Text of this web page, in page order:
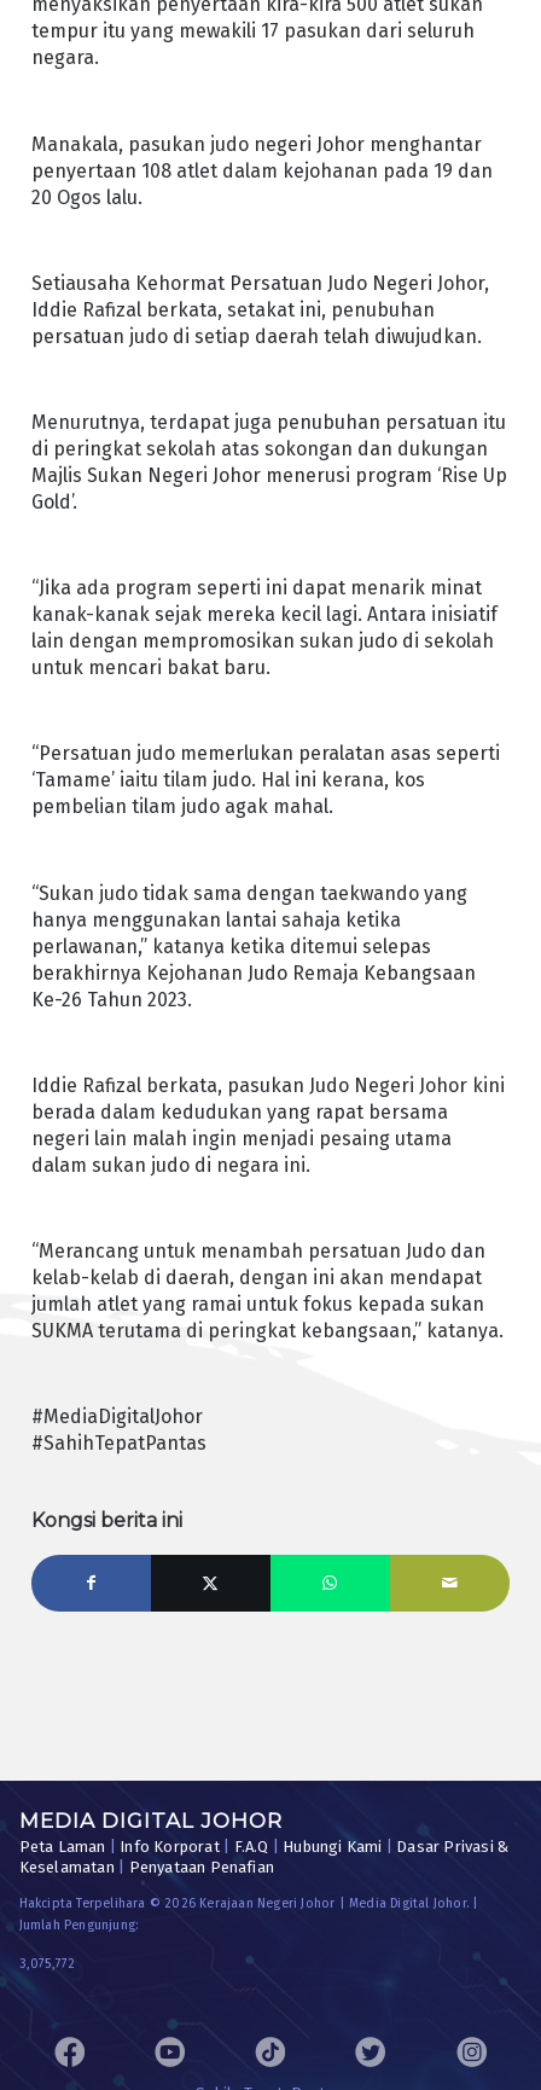
menyaksikan penyertaan kira-kira 500 atlet sukan
tempur itu yang mewakili 17 pasukan dari seluruh
negara.
Manakala, pasukan judo negeri Johor menghantar
penyertaan 108 atlet dalam kejohanan pada 19 dan
20 Ogos lalu.
Setiausaha Kehormat Persatuan Judo Negeri Johor,
Iddie Rafizal berkata, setakat ini, penubuhan
persatuan judo di setiap daerah telah diwujudkan.
Menurutnya, terdapat juga penubuhan persatuan itu
di peringkat sekolah atas sokongan dan dukungan
Majlis Sukan Negeri Johor menerusi program ‘Rise Up
Gold’.
“Jika ada program seperti ini dapat menarik minat
kanak-kanak sejak mereka kecil lagi. Antara inisiatif
lain dengan mempromosikan sukan judo di sekolah
untuk mencari bakat baru.
“Persatuan judo memerlukan peralatan asas seperti
‘Tamame’ iaitu tilam judo. Hal ini kerana, kos
pembelian tilam judo agak mahal.
“Sukan judo tidak sama dengan taekwando yang
hanya menggunakan lantai sahaja ketika
perlawanan,” katanya ketika ditemui selepas
berakhirnya Kejohanan Judo Remaja Kebangsaan
Ke-26 Tahun 2023.
Iddie Rafizal berkata, pasukan Judo Negeri Johor kini
berada dalam kedudukan yang rapat bersama
negeri lain malah ingin menjadi pesaing utama
dalam sukan judo di negara ini.
“Merancang untuk menambah persatuan Judo dan
kelab-kelab di daerah, dengan ini akan mendapat
jumlah atlet yang ramai untuk fokus kepada sukan
SUKMA terutama di peringkat kebangsaan,” katanya.
#MediaDigitalJohor
#SahihTepatPantas
Kongsi berita ini
MEDIA DIGITAL JOHOR
Peta Laman Info Korporat| F.A.Q Hubungi Kami
Dasar Privasi &
Keselamatan
Penyataan Penafian
Hakcipta Terpelihara © 2026 Kerajaan Negeri Johor | Media Digital Johor. |
Jumlah Pengunjung:
3,075,772